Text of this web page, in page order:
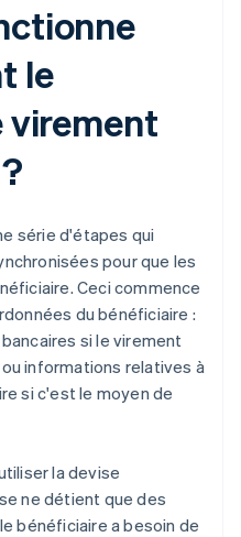
le
virement
série d'étapes qui
pour que les
Ceci commence
du bénéficiaire :
si le virement
informations relatives à
si c'est le moyen de
la devise
ne détient que des
bénéficiaire a besoin de